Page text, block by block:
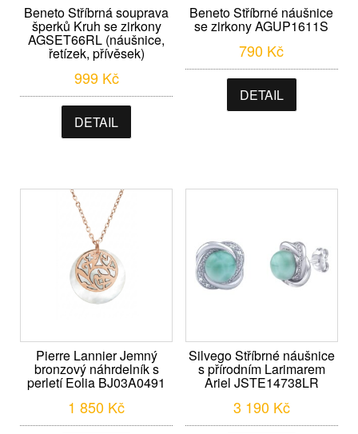
Beneto Stříbrná souprava
šperků Kruh se zirkony
AGSET66RL (náušnice,
řetízek, přívěsek)
999 Kč
DETAIL
Beneto Stříbrné náušnice
se zirkony AGUP1611S
790 Kč
DETAIL
Pierre Lannier Jemný
bronzový náhrdelník s
perletí Eolia BJ03A0491
1 850 Kč
Silvego Stříbrné náušnice
s přírodním Larimarem
Ariel JSTE14738LR
3 190 Kč